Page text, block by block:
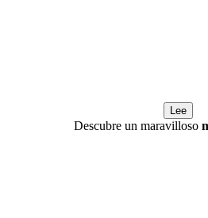
Lee
Descubre un maravilloso